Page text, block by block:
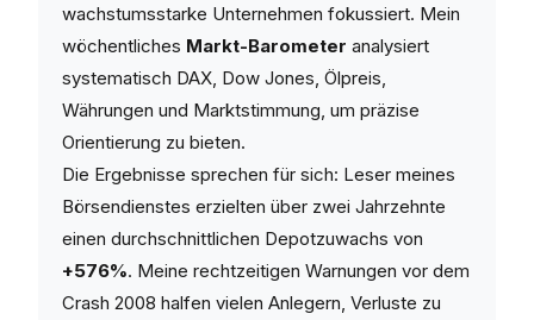
wachstumsstarke Unternehmen fokussiert. Mein
wöchentliches Markt-Barometer analysiert
systematisch DAX, Dow Jones, Ölpreis,
Währungen und Marktstimmung, um präzise
Orientierung zu bieten.
Die Ergebnisse sprechen für sich: Leser meines
Börsendienstes erzielten über zwei Jahrzehnte
einen durchschnittlichen Depotzuwachs von
+576%. Meine rechtzeitigen Warnungen vor dem
Crash 2008 halfen vielen Anlegern, Verluste zu